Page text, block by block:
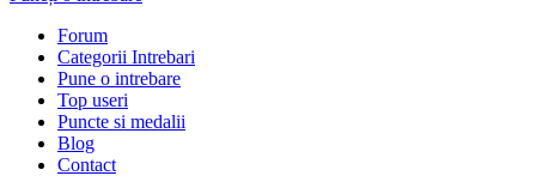
Forum
Categorii Intrebari
Pune o intrebare
Top useri
Puncte si medalii
Blog
Contact